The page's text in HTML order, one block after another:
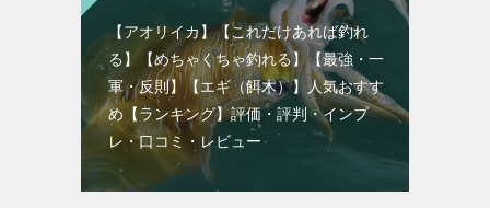
【アオリイカ】【これだけあれば釣れ
る】【めちゃくちゃ釣れる】【最強・一
軍・反則】【エギ（餌木）】人気おすす
め【ランキング】評価・評判・インプ
レ・口コミ・レビュー